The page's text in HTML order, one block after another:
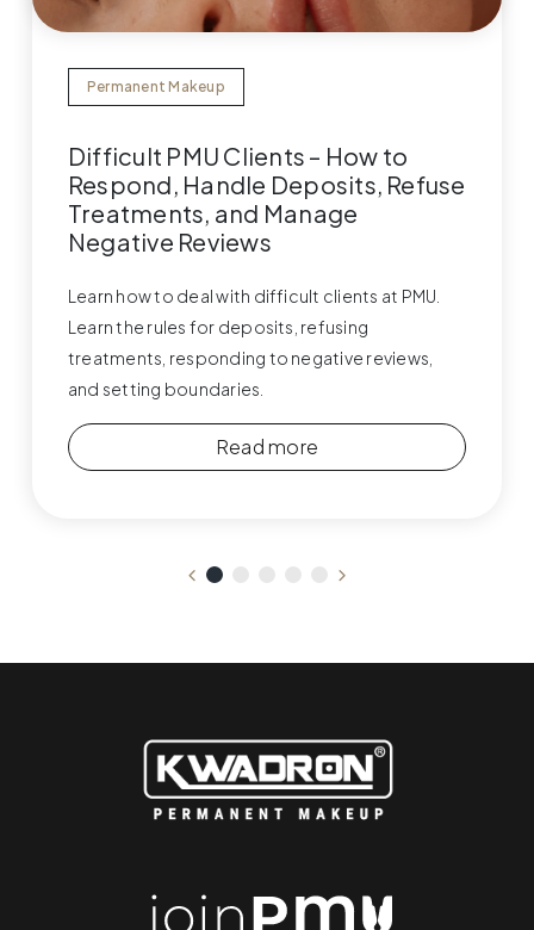
Permanent Makeup
Difficult PMU Clients – How to
Respond, Handle Deposits, Refuse
Treatments, and Manage
Negative Reviews
Learn how to deal with difficult clients at PMU.
Learn the rules for deposits, refusing
treatments, responding to negative reviews,
and setting boundaries.
Read more